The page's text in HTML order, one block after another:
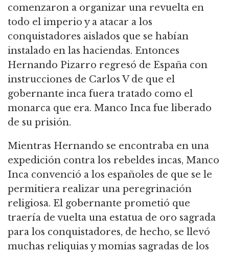
comenzaron a organizar una revuelta en
todo el imperio y a atacar a los
conquistadores aislados que se habían
instalado en las haciendas. Entonces
Hernando Pizarro regresó de España con
instrucciones de Carlos V de que el
gobernante inca fuera tratado como el
monarca que era. Manco Inca fue liberado
de su prisión.
Mientras Hernando se encontraba en una
expedición contra los rebeldes incas, Manco
Inca convenció a los españoles de que se le
permitiera realizar una peregrinación
religiosa. El gobernante prometió que
traería de vuelta una estatua de oro sagrada
para los conquistadores, de hecho, se llevó
muchas reliquias y momias sagradas de los